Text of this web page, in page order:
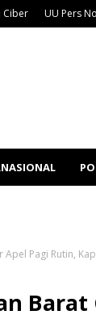
Ciber UU Pers
Pagi Rutin,